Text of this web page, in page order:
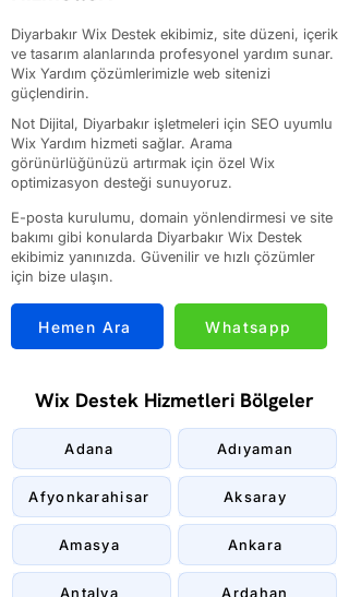
Diyarbakır Wix Destek ekibimiz, site düzeni, içerik
ve tasarım alanlarında profesyonel yardım sunar.
Wix Yardım çözümlerimizle web sitenizi
güçlendirin.
Not Dijital, Diyarbakır işletmeleri için SEO uyumlu
Wix Yardım hizmeti sağlar. Arama
görünürlüğünüzü artırmak için özel Wix
optimizasyon desteği sunuyoruz.
E-posta kurulumu, domain yönlendirmesi ve site
bakımı gibi konularda Diyarbakır Wix Destek
ekibimiz yanınızda. Güvenilir ve hızlı çözümler
için bize ulaşın.
Hemen Ara Whatsapp
Wix Destek Hizmetleri Bölgeler
Adana
Afyonkarahisar
Amasya
Antalya
Adıyaman
Aksaray
Ankara
Ardahan